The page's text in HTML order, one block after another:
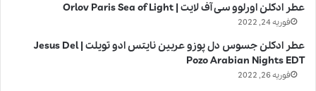
عطر ادکلن اورلوو سی آف لایت | Orlov Paris Sea of Light
فوریه 24, 2022
عطر ادکلن جسوس دل پوزو عربین نایتس ادو تویلت | Jesus Del
Pozo Arabian Nights EDT
فوریه 26, 2022